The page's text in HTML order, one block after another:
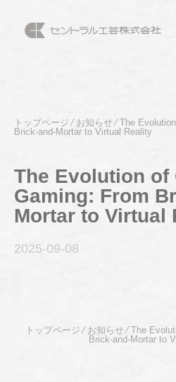
トップページ⁄ お知らせ⁄The
Brick-and-Mortar to Virtual Reality
The Evolution of
Gaming: From
Mortar to Virtual
2025-09-08
トップページ ⁄ お知らせ⁄The
Brick-and-Mortar to